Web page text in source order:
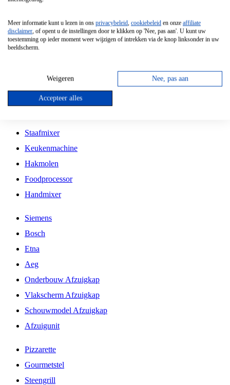
Vrijstaande Magnetron
Vrijstaande Kookplaat
Inbouw Gaskookplaat
Inbouw Keramische Kookplaat
Kookplaat Accessoires
Staafmixer
Keukenmachine
Hakmolen
Foodprocessor
Handmixer
Siemens
Bosch
Etna
Aeg
Onderbouw Afzuigkap
Vlakscherm Afzuigkap
Schouwmodel Afzuigkap
Afzuigunit
Pizzarette
Gourmetstel
Steengrill
Meer informatie kunt u lezen in ons privacybeleid, cookiebeleid en onze affiliate
disclaimer, of opent u de instellingen door te klikken op 'Nee, pas aan'. U kunt uw
toestemming op ieder moment weer wijzigen of intrekken via de knop linksonder in uw
beeldscherm.
Weigeren Nee, pas aan
Accepteer alles